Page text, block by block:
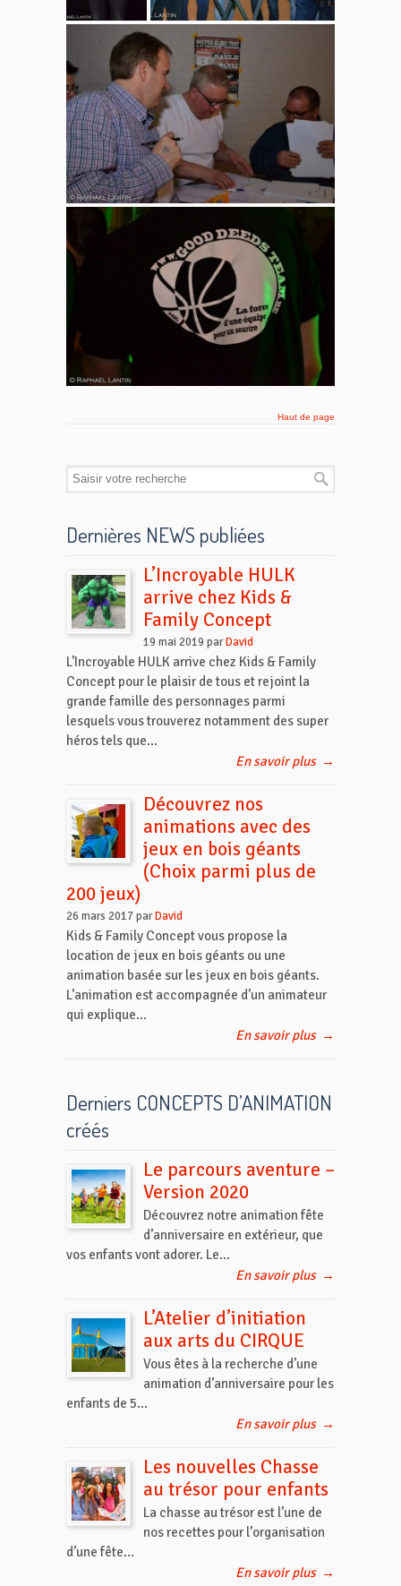
Haut de page
Dernières NEWS publiées
L’Incroyable HULK
arrive chez Kids &
Family Concept
19 mai 2019 parDavid
L’Incroyable HULK arrive chez Kids & Family
Concept pour le plaisir de tous et rejoint la
grande famille des personnages parmi
lesquels vous trouverez notamment des super
héros tels que...
En savoir plus →
Découvrez nos
animations avec des
jeux en bois géants
(Choix parmi plus de
200 jeux)
26 mars 2017 parDavid
Kids & Family Concept vous propose la
location de jeux en bois géants ou une
animation basée sur les jeux en bois géants.
L’animation est accompagnée d’un animateur
qui explique...
En savoir plus →
Derniers CONCEPTS D’ANIMATION
créés
Le parcours aventure –
Version 2020
Découvrez notre animation fête
d’anniversaire en extérieur, que
vos enfants vont adorer. Le...
En savoir plus →
L’Atelier d’initiation
aux arts du CIRQUE
Vous êtes à la recherche d’une
animation d’anniversaire pour les
enfants de 5...
En savoir plus →
Les nouvelles Chasse
au trésor pour enfants
La chasse au trésor est l’une de
nos recettes pour l’organisation
d’une fête...
En savoir plus →